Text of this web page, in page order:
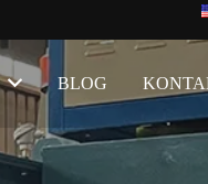
BLOG